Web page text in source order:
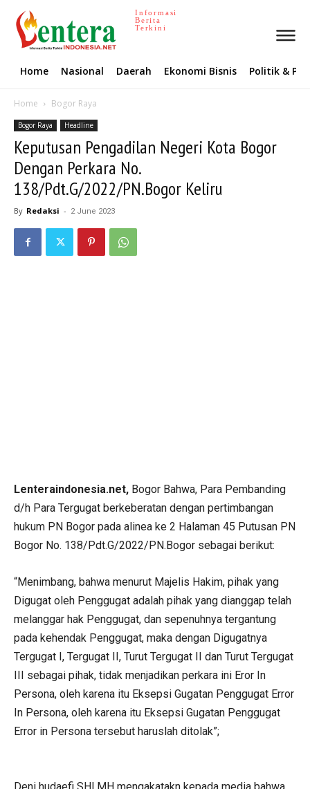
Informasi
Berita
Terkini
Home Nasional Daerah Ekonomi Bisnis Politik &
Home Bogor Raya
Bogor Raya Headline
Keputusan Pengadilan Negeri Kota Bogor
Dengan Perkara No.
138/Pdt.G/2022/PN.Bogor Keliru
By Redaksi - 2 June 2023
Lenteraindonesia.net, Bogor Bahwa, Para Pembanding
d/h Para Tergugat berkeberatan dengan pertimbangan
hukum PN Bogor pada alinea ke 2 Halaman 45 Putusan PN
Bogor No. 138/Pdt.G/2022/PN.Bogor sebagai berikut:
“Menimbang, bahwa menurut Majelis Hakim, pihak yang
Digugat oleh Penggugat adalah pihak yang dianggap telah
melanggar hak Penggugat, dan sepenuhnya tergantung
pada kehendak Penggugat, maka dengan Digugatnya
Tergugat I, Tergugat II, Turut Tergugat II dan Turut Tergugat
III sebagai pihak, tidak menjadikan perkara ini Eror In
Persona, oleh karena itu Eksepsi Gugatan Penggugat Error
In Persona, oleh karena itu Eksepsi Gugatan Penggugat
Error in Persona tersebut haruslah ditolak”;